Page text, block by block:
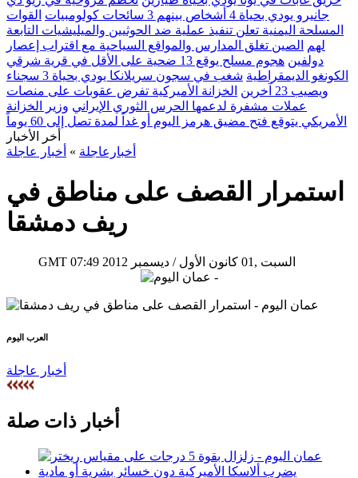
جانيرو يودي بحياة 4 أشخاص بينهم 3 سائحات كولومبيات
القوات
المسلحة اليمنية تعلن تنفيذ عملية ضد الحوثيين والميليشيات التابعة
لهم
الصين تغلق المدارس والمواقع السياحية مع اقتراب إعصار
دولفين
هجوم مسلح يوقع 13 ضحية على الأقل في قرية شرقي
الكونغو الديمقراطية
شغب في سجون سريلانكا يودي بحياة 3 سجناء
ويصيب 23 آخرين
الخزانة الأميركية تفرض عقوبات على منصات
عملات مشفرة لدعمها الحرس الثوري الإيراني وزير الخزانة
الأمريكي يتوقع فتح مضيق هرمز اليوم أو غداً لمدة تصل إلى 60 يوماً
أخر الأخبار
أخبارعاجلة » أخبار عاجلة
استمرار القصف على مناطق في
ريف دمشقا
GMT 07:49 2012 السبت ,01 كانون الأول / ديسمبر
العرب اليوم
أخبار عاجلة
أخبار ذات صلة